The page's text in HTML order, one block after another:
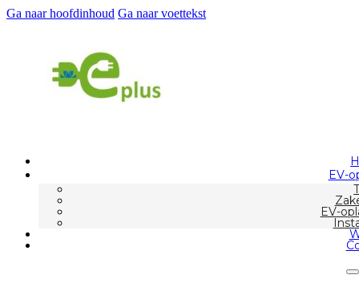
Ga naar hoofdinhoud Ga naar voettekst
EV-
EV-